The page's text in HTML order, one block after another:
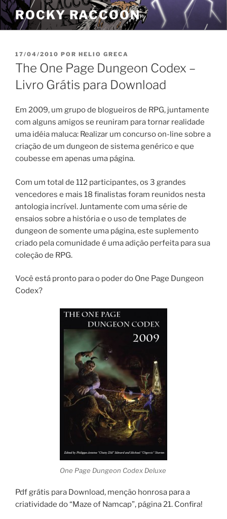
Pular
para
o
ROCKY RACCOON
PUBLICADO
EM
17/04/2010 POR HELIO GRECA
The One Page Dungeon Codex –
Livro Grátis para Download
Em 2009, um grupo de blogueiros de RPG, juntamente
com alguns amigos se reuniram para tornar realidade
uma idéia maluca: Realizar um concurso on-line sobre a
criação de um dungeon de sistema genérico e que
coubesse em apenas uma página.
Com um total de 112 participantes, os 3 grandes
vencedores e mais 18 finalistas foram reunidos nesta
antologia incrível. Juntamente com uma série de
ensaios sobre a história e o uso de templates de
dungeon de somente uma página, este suplemento
criado pela comunidade é uma adição perfeita para sua
coleção de RPG.
Você está pronto para o poder do One Page Dungeon
Codex?
One Page Dungeon Codex Deluxe
Pdf grátis para Download, menção honrosa para a
criatividade do “Maze of Namcap”, página 21. Confira!